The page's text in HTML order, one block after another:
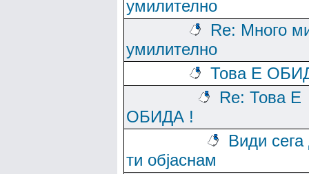
умилително
Re: Много
умилително
Това Е
Re: Това Е
ОБИДА !
Види сега
ти објаснам